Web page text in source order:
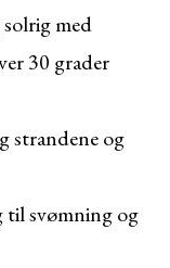
med
30 grader
strandene og
til svømning og